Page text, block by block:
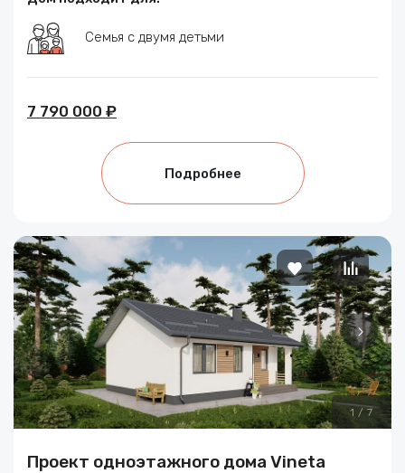
Семья с двумя детьми
7 790 000 ₽
Подробнее
1 / 7
Проект одноэтажного дома Vineta